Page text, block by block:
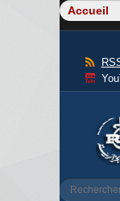
Rechercher